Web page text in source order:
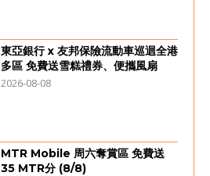
東亞銀行 x 友邦保險流動車巡迴全港
多區 免費送雪糕禮券、便攜風扇
2026-08-08
MTR Mobile 周六奪賞區 免費送
35 MTR分 (8/8)